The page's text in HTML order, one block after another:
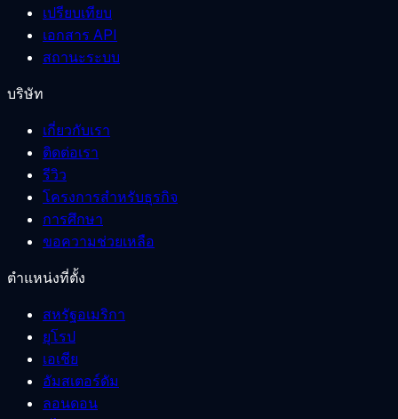
เปรียบเทียบ
เอกสาร API
สถานะระบบ
บริษัท
เกี่ยวกับเรา
ติดต่อเรา
รีวิว
โครงการสำหรับธุรกิจ
การศึกษา
ขอความช่วยเหลือ
ตำแหน่งที่ตั้ง
สหรัฐอเมริกา
ยุโรป
เอเชีย
อัมสเตอร์ดัม
ลอนดอน